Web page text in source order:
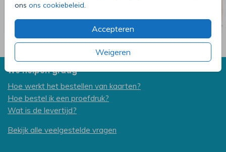
ons ons cookiebeleid.
Accepteren
Weigeren
We helpen graag
Hoe werkt het bestellen van kaarten?
Hoe bestel ik een proefdruk?
Wat is de levertijd?
Bekijk alle veelgestelde vragen